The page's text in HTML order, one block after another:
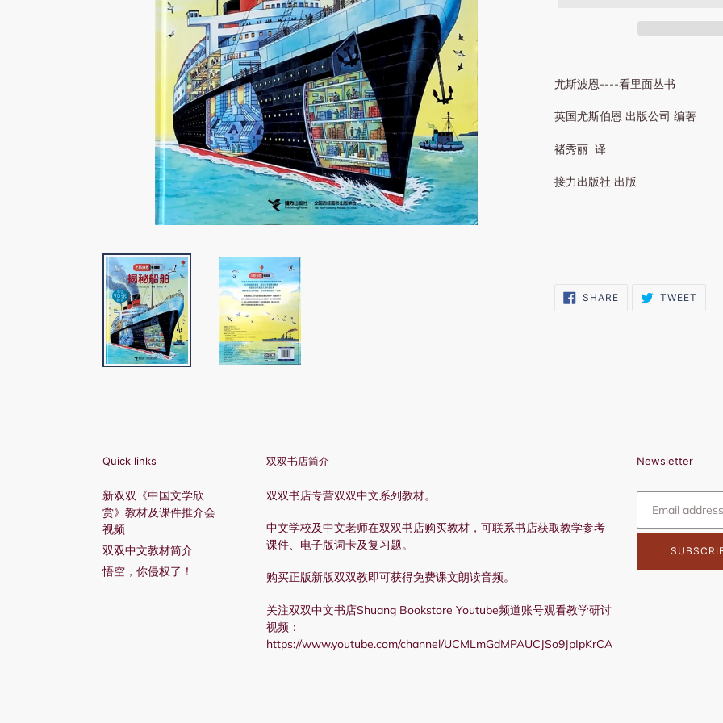
尤斯波恩----看里面丛书
英国尤斯伯恩 出版公司 编著
褚秀丽 译
接力出版社 出版
SHARESHARE
ON
TWEET
Quick links
新双双《中国文学欣
赏》教材及课件推介会
视频
双双中文教材简介
悟空，你侵权了！
双双书店简介
双双书店专营双双中文系列教材。
中文学校及中文老师在双双书店购买教材，可联系书店获取教学参考
课件、电子版词卡及复习题。
购买正版新版双双教即可获得免费课文朗读音频。
关注双双中文书店Shuang Bookstore Youtube频道账号观看教学研讨
视频：
https://www.youtube.com/channel/UCMLmGdMPAUCJSo9JpIpKrCA
Newsletter